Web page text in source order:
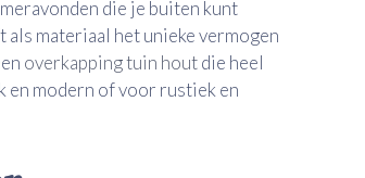
die je buiten kunt
materiaal het unieke vermogen
overkapping tuin houtdie heel
modern of voor rustiek en